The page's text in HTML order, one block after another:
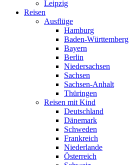
Leipzig
Reisen
Ausflüge
Hamburg
Baden-Württemberg
Bayern
Berlin
Niedersachsen
Sachsen
Sachsen-Anhalt
Thüringen
Reisen mit Kind
Deutschland
Dänemark
Schweden
Frankreich
Niederlande
Österreich